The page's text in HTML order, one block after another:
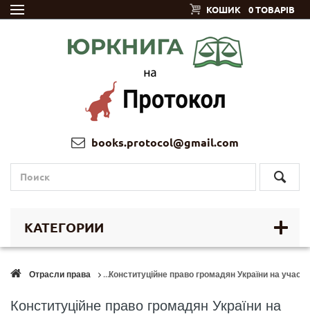
КОШИК 0 ТОВАРІВ
books.protocol@gmail.com
КАТЕГОРИИ
Отрасли права Конституційне право громадян України на
Конституційне право громадян України на